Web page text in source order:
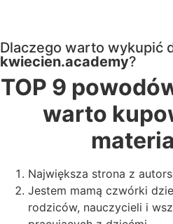
Dlaczego warto wykupić
kwiecien.academy?
TOP 9
warto
Największa strona z
Jestem mamą czwórki
rodziców, nauczycieli i